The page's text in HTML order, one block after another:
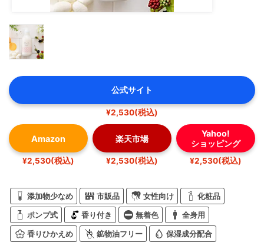
公式サイト
¥2,530(税込)
Amazon
¥2,530(税込)
楽天市場
¥2,530(税込)
Yahoo!
ショッピング
¥2,530(税込)
添加物少なめ 市販品 女性向け 化粧品
ポンプ式 香り付き 無着色 全身用
香りひかえめ 鉱物油フリー 保湿成分配合